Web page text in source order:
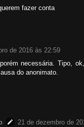
fazer conta
de 2016 às 22:59
necessária. Tipo,
do anonimato.
21 de dezembro de